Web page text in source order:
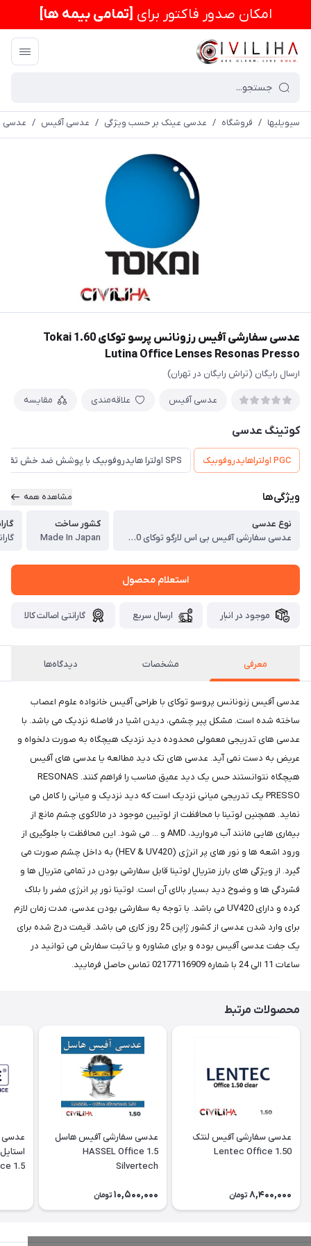
امكان صدور فاکتور برای [تمامی بیمه ها]
سیویلیها / فروشگاه / عدسی عینک بر حسب ویژگی / عدسی آفیس /
‎عدسی سفارشی آفیس رزونانس پرسو توکای 1.60 Tokai
Lutina Office Lenses Resonas Presso
ارسال رایگان (تراش رایگان در تهران)
عدسی آفیس علاقه‌مندی مقایسه
کوتینگ عدسی
PGC اولتراهایدروفوبیک SPS اولترا هایدروفوبیک با پوشش ضد خش تقویت شده
ویژگی‌ها مشاهده همه
نوع عدسی
‎عدسی سفارشی آفیس بی اس لارگو توکای 1.60 Tokai Lutina Office Lenses BS Largo
کشور ساخت
Made In Japan
استعلام محصول
موجود در انبار ارسال سریع گارانتی اصالت کالا
معرفی مشخصات دیدگاه‌ها
عدسی آفیس زنونانس پروسو توکای با طراحی آفیس خانواده علوم اعصاب
ساخته شده است. مشکل پیر چشمی، دیدن اشیا در فاصله نزدیک می باشد. با
عدسی های تدریجی معمولی محدوده دید نزدیک هیچگاه به صورت دلخواه و
عریض به دست نمی آید. عدسی های تک دید مطالعه یا عدسی های آفیس
هیچگاه نتوانستند حس یک دید عمیق مناسب را فراهم کنند. RESONAS
PRESSO یک تدریجی میانی نزدیک است که دید نزدیک و میانی را کامل می
نماید. همچنین لوتینا با محافظت از لوتیین موجود در مالاکوی چشم مانع از
بیماری هایی مانند آب مروارید، AMD و ... می شود. این محافظت با جلوگیری از
ورود اشعه ها و نور های پر انرژی (HEV & UV420) به داخل چشم صورت می
گیرد. از ویژگی های بارز متریال لوتینا قابل سفارشی بودن در تمامی متریال ها و
فشردگی ها و وضوح دید بسیار بالای آن است. لوتینا نور پر انرژی مضر را بلاک
کرده و دارای UV420 می باشد. با توجه به سفارشی بودن عدسی، مدت زمان لازم
برای وارد شدن عدسی از کشور ژاپن 25 روز کاری می باشد. قیمت درج شده برای
یک جفت عدسی آفیس بوده و برای مشاوره و یا ثبت سفارش می توانید در
ساعات 11 الی 24 با شماره 02177116909 تماس حاصل فرمایید.
محصولات مرتبط
عدسی سفارشی آفیس لنتک
Lentec Office 1.50
8,400,000 تومان
عدسی سفارشی آفیس هاسل
1.5 HASSEL Office
Silvertech
10,500,000 تومان
عدسی
1.5